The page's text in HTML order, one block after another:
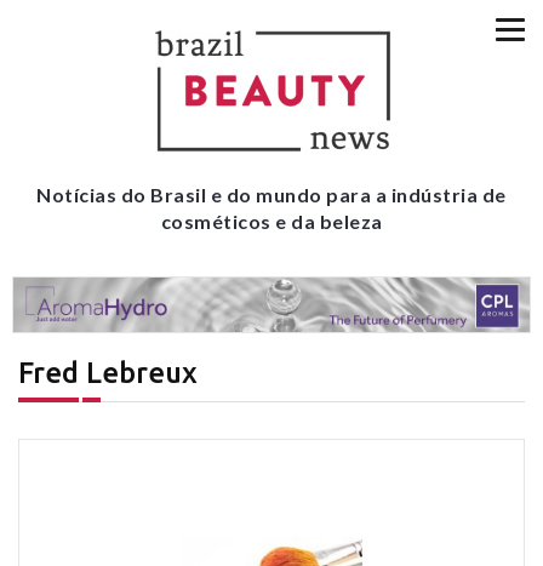
Notícias do Brasil e do mundo para a indústria de
cosméticos e da beleza
Fred Lebreux